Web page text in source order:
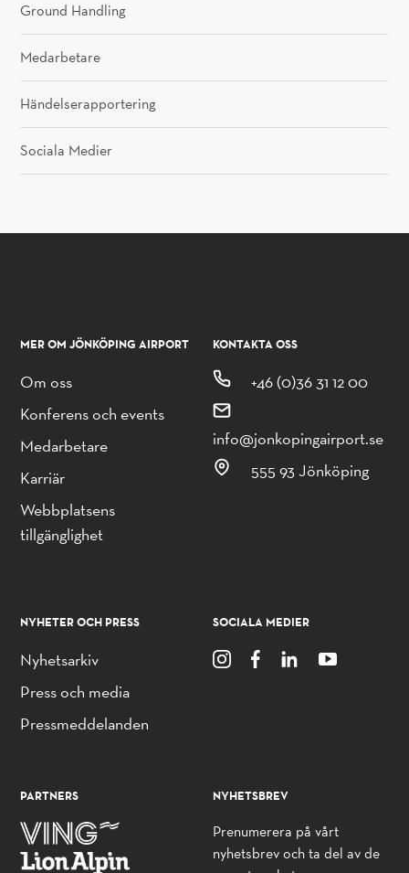
Ground Handling
Medarbetare
Händelserapportering
Sociala Medier
MER OM JÖNKÖPING AIRPORT
Om oss
Konferens och events
Medarbetare
Karriär
Webbplatsens
tillgänglighet
KONTAKTA OSS
+46 (0)36 31 12 00
info@jonkopingairport.se
555 93 Jönköping
NYHETER OCH PRESS
Nyhetsarkiv
Press och media
Pressmeddelanden
SOCIALA MEDIER
PARTNERS NYHETSBREV
Prenumerera på vårt
nyhetsbrev och ta del av de